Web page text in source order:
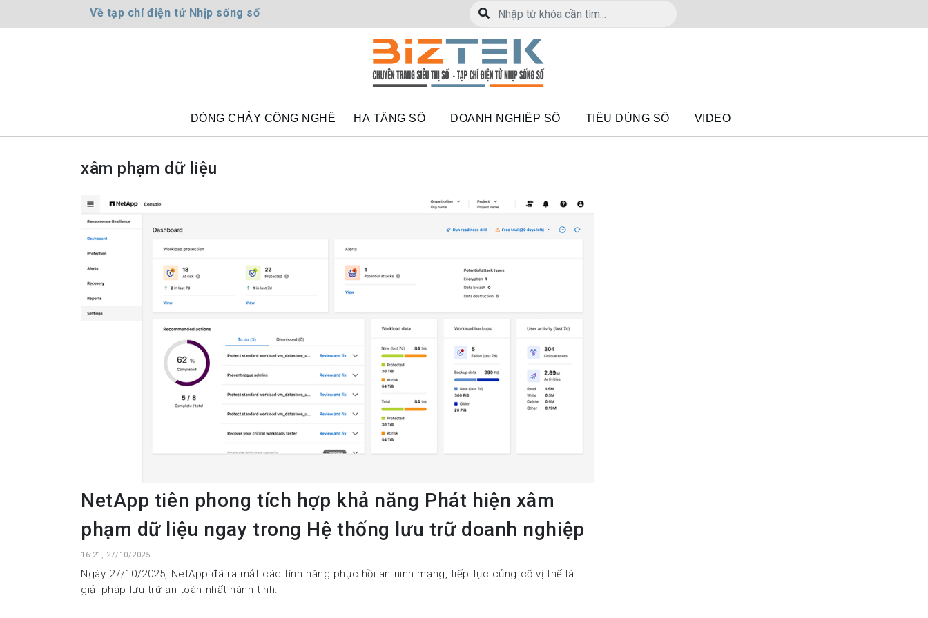
Về tạp chí điện tử Nhịp sống số
DÒNG CHẢY CÔNG NGHỆ HẠ TẦNG SỐ DOANH NGHIỆP SỐ TIÊU DÙNG SỐ VIDEO
xâm phạm dữ liệu
NetApp tiên phong tích hợp khả năng Phát hiện xâm
phạm dữ liệu ngay trong Hệ thống lưu trữ doanh nghiệp
16:21, 27/10/2025
Ngày 27/10/2025, NetApp đã ra mắt các tính năng phục hồi an ninh mạng, tiếp tục củng cố vị thế là
giải pháp lưu trữ an toàn nhất hành tinh.